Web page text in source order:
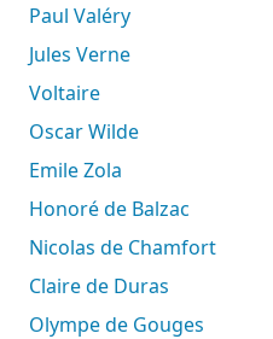
Paul Valéry
Jules Verne
Voltaire
Oscar Wilde
Emile Zola
Honoré de Balzac
Nicolas de Chamfort
Claire de Duras
Olympe de Gouges